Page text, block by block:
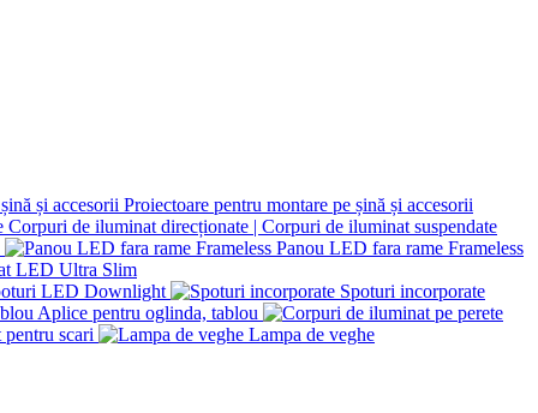
Proiectoare pentru montare pe șină și accesorii
Corpuri de iluminat direcționate | Corpuri de iluminat suspendate
Panou LED fara rame Frameless
LED Ultra Slim
LED Downlight
Spoturi incorporate
Aplice pentru oglinda, tablou
scari
Lampa de veghe